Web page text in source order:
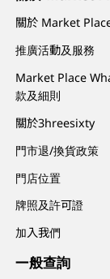
關於 Market
推廣活動及服務
Market Place
款及細則
關於3hreesixty
門市退/換貨政策
門店位置
牌照及許可證
加入我們
一般查詢